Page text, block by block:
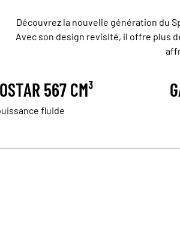
Découvrez la nouvelle génération du
Avec son design revisité, il offre plus
567 CM³
fluide